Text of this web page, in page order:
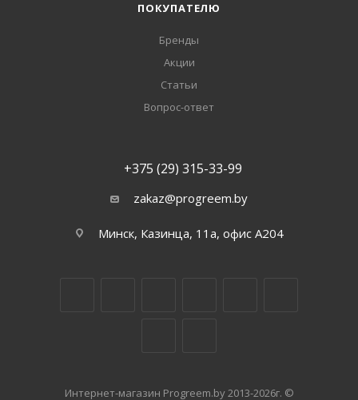
ПОКУПАТЕЛЮ
Бренды
Акции
Статьи
Вопрос-ответ
+375 (29) 315-33-99
zakaz@progreem.by
Минск, Казинца, 11а, офис А204
Интернет-магазин Progreem.by 2013-2026г. ©